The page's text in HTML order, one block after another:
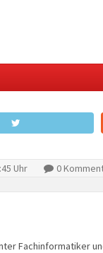
Uhr 0
Fachinformatiker